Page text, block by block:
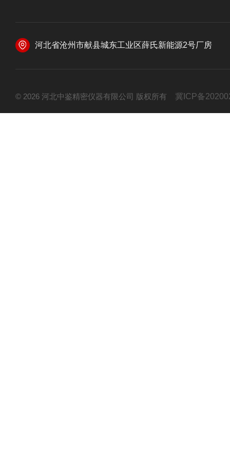
河北省沧州市献县城东工业区薛氏新能源2号厂房
© 2026 河北中鉴精密仪器有限公司 版权所有 冀ICP备